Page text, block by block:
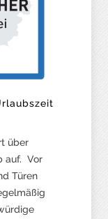
über
auf. Vor
Türen